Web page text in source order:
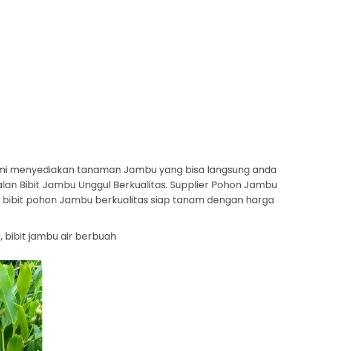
menyediakan tanaman Jambu yang bisa langsung anda
Bibit Jambu Unggul Berkualitas. Supplier Pohon Jambu
pohon Jambu berkualitas siap tanam dengan harga
bibit jambu air berbuah